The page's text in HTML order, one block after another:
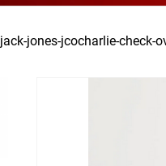
jack-jones-jcocharlie-check-